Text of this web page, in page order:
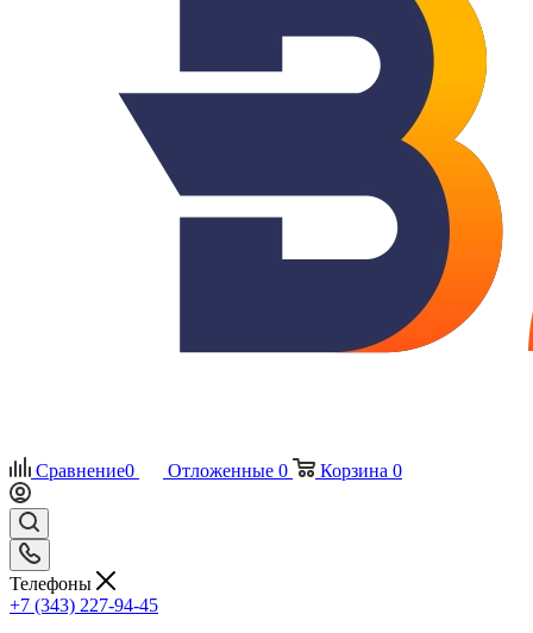
Сравнение0 Отложенные 0 Корзина 0
Телефоны
+7 (343) 227-94-45